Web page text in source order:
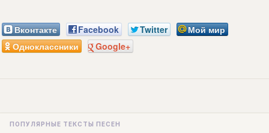
Вконтакте Facebook Twitter
Мой мир
Одноклассники
Google+
ПОПУЛЯРНЫЕ ТЕКСТЫ ПЕСЕН